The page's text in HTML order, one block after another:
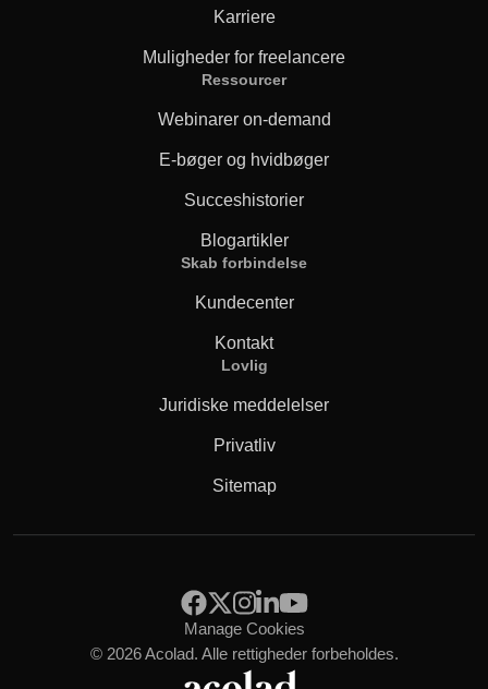
Karriere
Muligheder for freelancere
Ressourcer
Webinarer on-demand
E-bøger og hvidbøger
Succeshistorier
Blogartikler
Skab forbindelse
Kundecenter
Kontakt
Lovlig
Juridiske meddelelser
Privatliv
Sitemap
© 2026 Acolad. Alle rettigheder forbeholdes.
Manage Cookies